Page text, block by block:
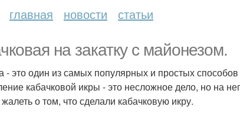
главная новости статьи
на закатку с майонезом.
- это один из самых популярных и простых
кабачковой икры - это несложное дело, но на
о том, что сделали кабачковую икру.